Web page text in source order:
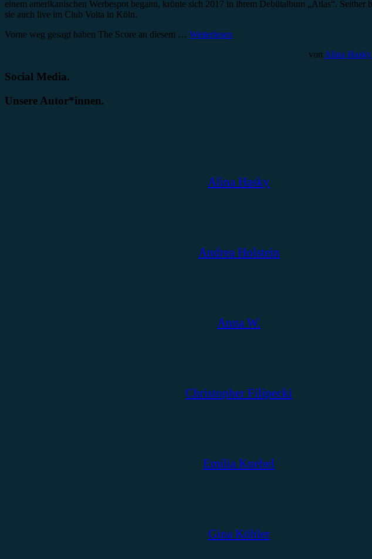
einem amerikanischen Werbespot begann, krönte sich 2017 in ihrem Debütalbum „Atlas“.
sie auch live im Club Volta in Köln.
Vorne weg gesagt haben The Score an diesem … Weiterlesen
von Alina Hasky
Social Media.
Unsere Autor*innen.
Alina Hasky
Andrea Holstein
Anna W.
Christopher Filipecki
Emilia Knebel
Gina Köhler